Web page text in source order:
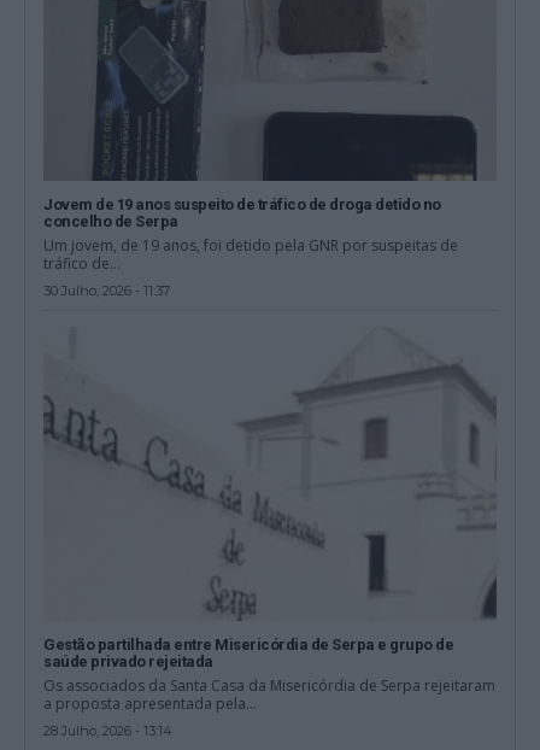
Jovem de 19 anos suspeito de tráfico de droga detido no
concelho de Serpa
Um jovem, de 19 anos, foi detido pela GNR por suspeitas de
tráfico de...
30 Julho, 2026 - 11:37
Gestão partilhada entre Misericórdia de Serpa e grupo de
saúde privado rejeitada
Os associados da Santa Casa da Misericórdia de Serpa rejeitaram
a proposta apresentada pela...
28 Julho, 2026 - 13:14